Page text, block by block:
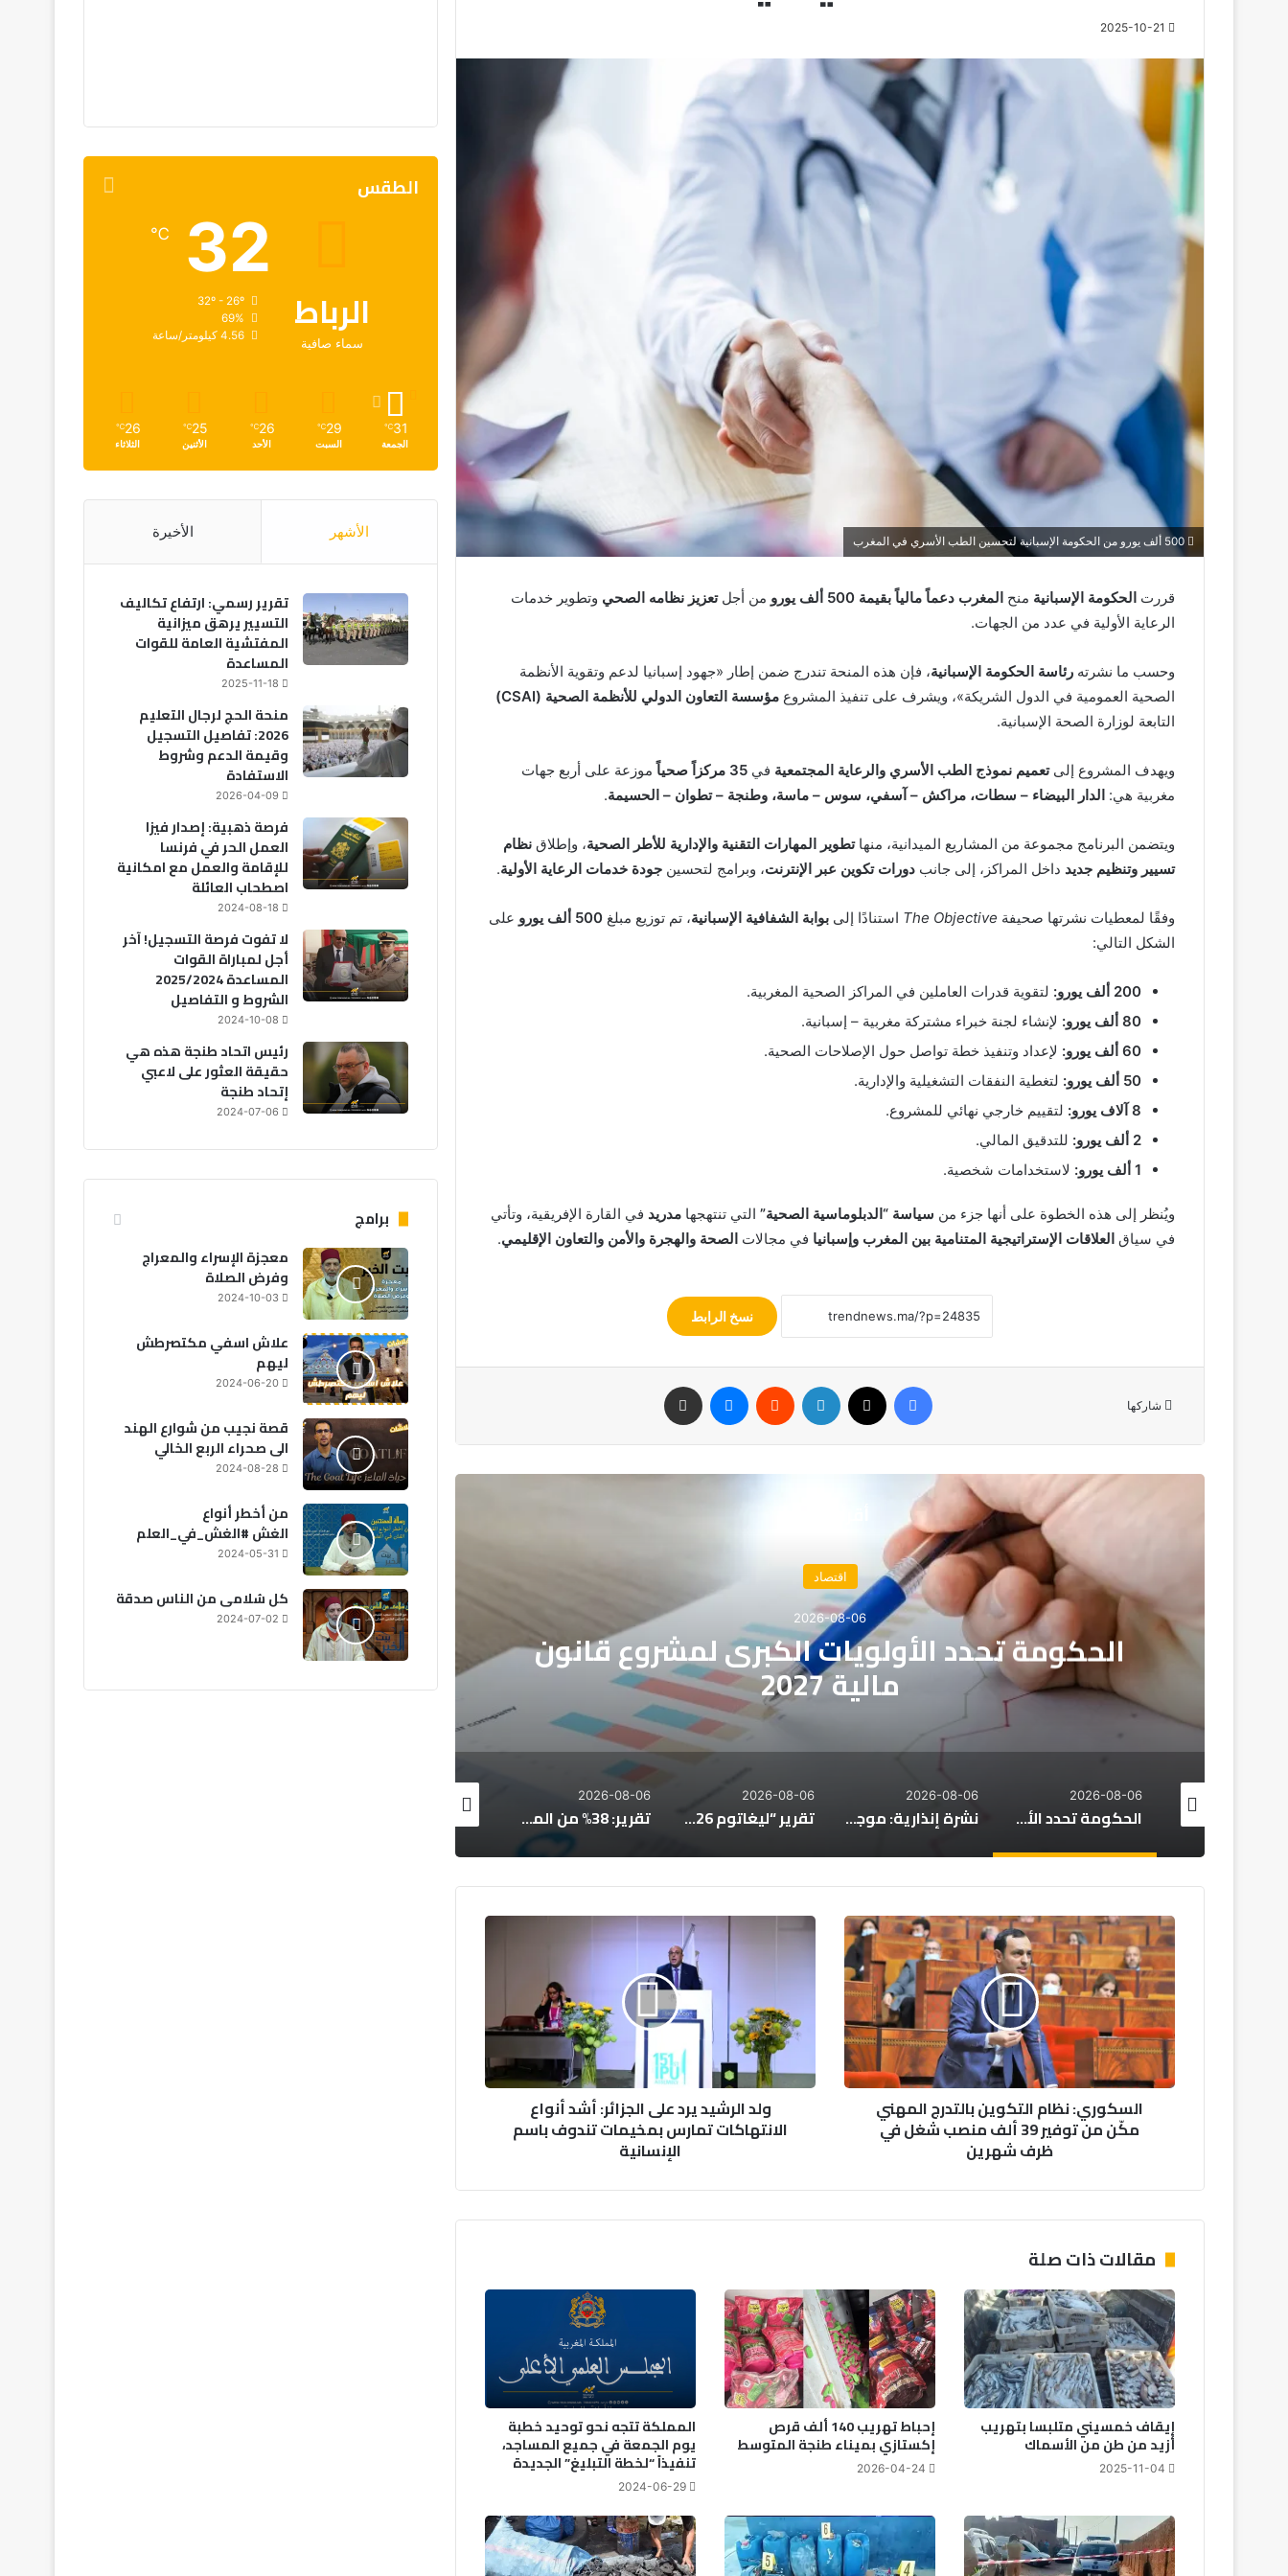
2025-10-21
قررت الحكومة الإسبانية منح المغرب دعماً مالياً بقيمة 500 ألف يورو من أجلتعزيز نظامه الصحي وتطوير خدمات
الرعاية الأولية في عدد من الجهات.
وحسب ما نشرته رئاسة الحكومة الإسبانية، فإن هذه المنحة تندرج ضمن إطار «جهود إسبانيا لدعم وتقوية الأنظمة
الصحية العمومية في الدول الشريكة»، ويشرف على تنفيذ المشروع مؤسسة التعاون الدولي للأنظمة الصحية (CSAI)
التابعة لوزارة الصحة الإسبانية.
ويهدف المشروع إلىتعميم نموذج الطب الأسري والرعاية المجتمعية في 35 مركزاً صحياً
موزعة على أربع جهات
مغربية هي: الدار البيضاء – سطات، مراكش – آسفي، سوس – ماسة، وطنجة – تطوان – الحسيمة.
ويتضمن البرنامج مجموعة من المشاريع الميدانية، منهاتطوير المهارات التقنية والإدارية للأطر الصحية، وإطلاق نظام
تسيير وتنظيم جديد داخل المراكز، إلى جانب دورات تكوين عبر الإنترنت، وبرامج لتحسين جودة خدمات الرعاية الأولية.
وفقًا لمعطيات نشرتها صحيفة The Objective استنادًا إلى بوابة الشفافية الإسبانية، تم توزيع مبلغ 500 ألف يورو
على
الشكل التالي:
200 ألف يورو:
لتقوية قدرات العاملين في المراكز الصحية المغربية.
80 ألف يورو:
لإنشاء لجنة خبراء مشتركة مغربية – إسبانية.
60 ألف يورو:
لإعداد وتنفيذ خطة تواصل حول الإصلاحات الصحية.
50 ألف يورو:
لتغطية النفقات التشغيلية والإدارية.
8 آلاف يورو:
لتقييم خارجي نهائي للمشروع.
2 ألف يورو:
للتدقيق المالي.
1 ألف يورو:
لاستخدامات شخصية.
ويُنظر إلى هذه الخطوة على أنها جزء من سياسة “الدبلوماسية الصحية” التي تنتهجها مدريد في القارة الإفريقية، وتأتي
في سياق العلاقات الإستراتيجية المتنامية بين المغرب وإسبانيا في مجالات الصحة والهجرة والأمن والتعاون الإقليمي.
نسخ الرابط
شاركها
فيسبوك لينكدإن ماسنجر
اقتصاد
2026-08-06
الحكومة تحدد الأولويات الكبرى لمشروع قانون
مالية 2027 رعدية بعدد من
المغرب: أجواء حارة وزخات مطرية متوقعة يوم الجمعة
2026-08-06
الحكومة تحدد الأولويات الكبرى لمشروع قانون مالية 2027
2026-08-06
نشرة إنذارية: موجة حر تصل إلى 47 درجة وزخات رعدية بعدد من مناطق المملكة
2026-08-06
تقرير “ليغاتوم 2026”: المغرب يتقدم اقتصادياً لكن تحديات التعليم والصحة تعرقل الازدهار
2026-08-06
تقرير: 38% من المغاربة يخصصون أكثر من 40% من دخلهم لسداد القروض
2026-08-06
السكوري:
نظام
التكوين
بالتدرج
المهني
مكّن
من
توفير
39
السكوري: نظام التكوين بالتدرج المهني
مكّن من توفير 39 ألف منصب شغل في
ظرف شهرين
ولد
الجزائر:
أشد
أنواع
الانتهاكات
تمارس
تندوف
ولد الرشيد يرد على الجزائر: أشد أنواع
الانتهاكات تمارس بمخيمات تندوف باسم
الإنسانية
مقالات ذات صلة
إيقاف خمسيني متلبسا بتهريب
أزيد من طن من الأسماك
2025-11-04
إحباط تهريب 140 ألف قرص
إكستازي بميناء طنجة المتوسط
2026-04-24
المملكة تتجه نحو توحيد خطبة
يوم الجمعة في جميع المساجد،
تنفيذاً “لخطة التبليغ” الجديدة
2024-06-29
الطقس
الرباط
سماء صافية
32
℃
69%
4.56 كيلومتر/ساعة
31
℃
الجمعة
29
℃
السبت
26
℃
الأحد
25
℃
الأثنين
26
℃
الثلاثاء
الأشهر الأخيرة
تقرير رسمي: ارتفاع تكاليف
التسيير يرهق ميزانية
المفتشية العامة للقوات
المساعدة
2025-11-18
منحة الحج لرجال التعليم
2026: تفاصيل التسجيل
وقيمة الدعم وشروط
الاستفادة
2026-04-09
فرصة ذهبية: إصدار فيزا
العمل الحر في فرنسا
للإقامة والعمل مع امكانية
اصطحاب العائلة
2024-08-18
لا تفوت فرصة التسجيل! آخر
أجل لمباراة القوات
المساعدة 2025/2024
الشروط و التفاصيل
2024-10-08
رئيس اتحاد طنجة هذه هي
حقيقة العثور على لاعبي
إتحاد طنجة
2024-07-06
برامج
معجزة الإسراء والمعراج
وفرض الصلاة
2024-10-03
علاش اسفي مكتصرطش
ليهم
2024-06-20
قصة نجيب من شوارع الهند
الى صحراء الربع الخالي
2024-08-28
من أخطر أنواع
الغش #الغش_في_العلم
2024-05-31
كل سُلامى من الناس صدقة
2024-07-02